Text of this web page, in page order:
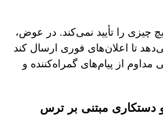
چیزی را تأیید نمی‌کند. در عوض،
تا اعلان‌های فوری ارسال کند
مداوم از پیام‌های گمراه‌کننده و
مبتنی بر ترس